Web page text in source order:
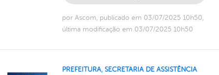
por Ascom, publicado em 03/07/2025 10h50,
última modificação em 03/07/2025 10h50
PREFEITURA, SECRETARIA DE ASSISTÊNCIA